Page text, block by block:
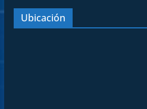
Ubicación